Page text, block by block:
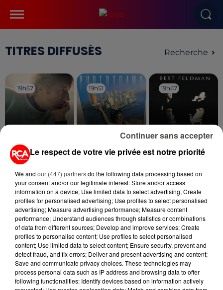
TITRES DIFFUSÉS Recherche
19h57
19h57
ALAIN SOUCHON
Quand Je Serai Ko
19h51
19h51
SUPERTRAMP
19h47
19h47
FRANÇOIS FELDMAN
Cet élément est masqué compte-tenu du refus
du dépôt de cookies que vous avez exprimé. Si
vous souhaitez l'afficher, merci de nous donner
votre accord en cliquant sur le bouton ci-
dessous.
Le respect de votre vie privée est notre priorité
We and our (447) partnersdo the following data processing based on
your consent and/or our legitimate interest: Store and/or access
information on a device; Use limited data to select advertising; Create
profiles for personalised advertising; Use profiles to select personalised
advertising; Measure advertising performance; Measure content
performance; Understand audiences through statistics or combinations
of data from different sources; Develop and improve services; Create
profiles to personalise content; Use profiles to select personalised
content; Use limited data to select content; Ensure security, prevent and
detect fraud, and fix errors; Deliver and present advertising and content;
Save and communicate privacy choices. These technologies may
process personal data such as IP address and browsing data to offer
following functionalities: Identify devices based on information actively
Continuer sans accepter